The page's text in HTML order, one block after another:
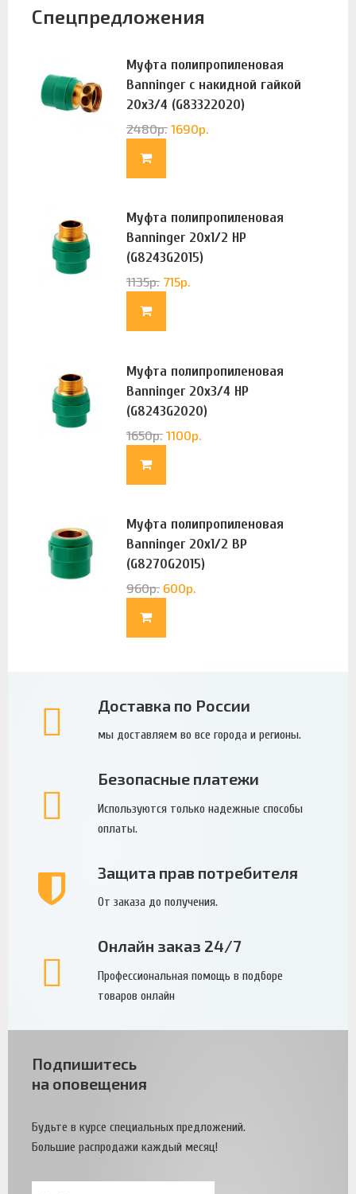
Спецпредложения
Муфта полипропиленовая
Banninger с накидной гайкой
20х3/4 (G83322020)
2480р. 1690р.
Муфта полипропиленовая
Banninger 20х1/2 НР
(G8243G2015)
1135р. 715р.
Муфта полипропиленовая
Banninger 20х3/4 НР
(G8243G2020)
1650р. 1100р.
Муфта полипропиленовая
Banninger 20х1/2 ВР
(G8270G2015)
960р. 600р.
Доставка по России
мы доставляем во все города и регионы.
Безопасные платежи
Используются только надежные способы
оплаты.
Защита прав потребителя
От заказа до получения.
Онлайн заказ 24/7
Профессиональная помощь в подборе
товаров онлайн
Подпишитесь
на оповещения
Будьте в курсе специальных предложений.
Большие распродажи каждый месяц!